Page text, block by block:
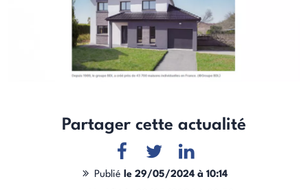
Partager cette actualité
Publié le 29/05/2024 à 10:14